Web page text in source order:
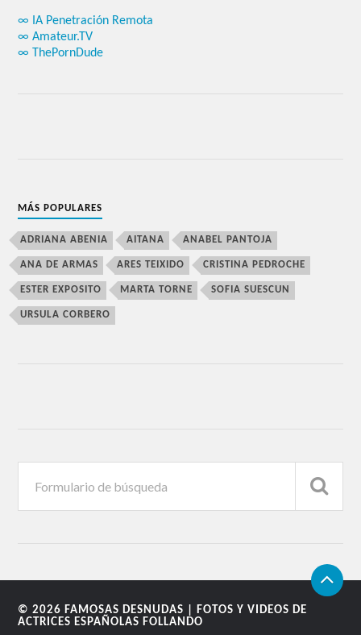
∞ IA Penetración Remota
∞ Amateur.TV
∞ ThePornDude
MÁS POPULARES
ADRIANA ABENIA AITANA ANABEL PANTOJA
ANA DE ARMAS ARES TEIXIDO CRISTINA PEDROCHE
ESTER EXPOSITO MARTA TORNE SOFIA SUESCUN
URSULA CORBERO
© 2026 FAMOSAS DESNUDAS | FOTOS Y VIDEOS DE
ACTRICES ESPAÑOLAS FOLLANDO